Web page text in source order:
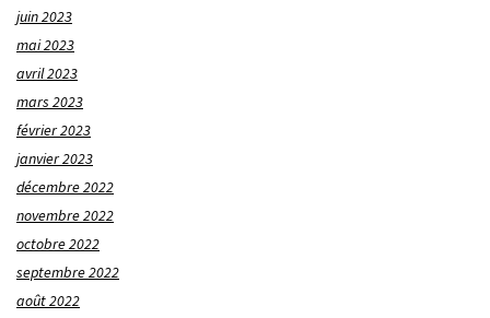
juin 2023
mai 2023
avril 2023
mars 2023
février 2023
janvier 2023
décembre 2022
novembre 2022
octobre 2022
septembre 2022
août 2022